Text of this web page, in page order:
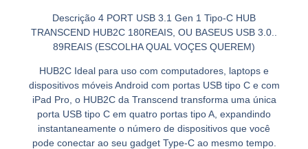
Descrição 4 PORT USB 3.1 Gen 1 Tipo-C HUB
TRANSCEND HUB2C 180REAIS, OU BASEUS USB 3.0..
89REAIS (ESCOLHA QUAL VOÇES QUEREM)
HUB2C Ideal para uso com computadores, laptops e
dispositivos móveis Android com portas USB tipo C e com
iPad Pro, o HUB2C da Transcend transforma uma única
porta USB tipo C em quatro portas tipo A, expandindo
instantaneamente o número de dispositivos que você
pode conectar ao seu gadget Type-C ao mesmo tempo.